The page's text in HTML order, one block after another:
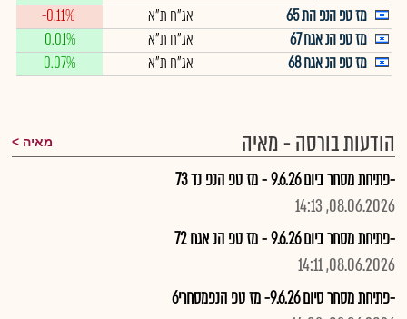
מז טפ הנפ הת 65
אג"ח ת"א
-0.11%
מז טפ הנ אגח 67
אג"ח ת"א
0.01%
מז טפ הנ אגח 68
אג"ח ת"א 0.07%
הודעות בורסה - מאיה מאיה
-פתיחת מסחר ביום 9.6.26 - מז טפ הנפ נד 73
08.06.2026, 14:13
-פתיחת מסחר ביום 9.6.26 - מז טפ הנ אגח 72
08.06.2026, 14:11
-פתיחת מסחר סיום 9.6.26- מז טפ הנפמסחרי6